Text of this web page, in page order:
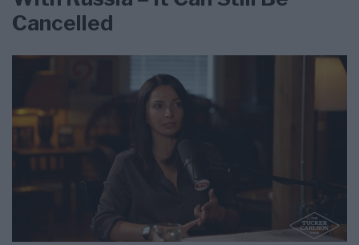
Cancelled